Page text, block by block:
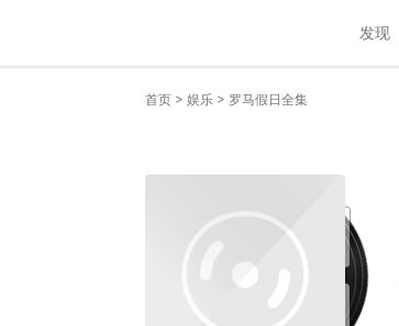
发现
首页 > 娱乐 > 罗马假日全集